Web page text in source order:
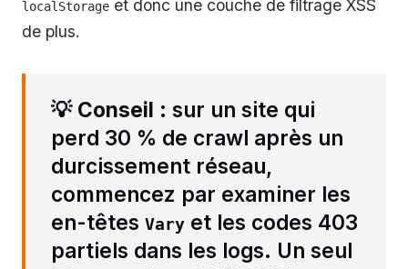
localStorage et donc une couche de filtrage XSS
de plus.
💡 Conseil : sur un site qui
perd 30 % de crawl après un
durcissement réseau,
commencez par examiner les
en-têtes Vary et les codes 403
partiels dans les logs. Un seul